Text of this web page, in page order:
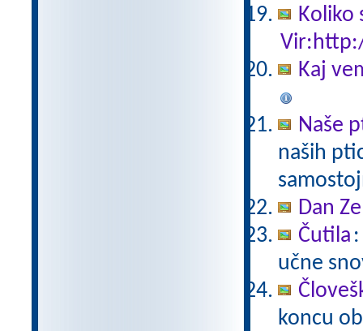
Koliko
Kaj
Naše
naših
Dan
Čutila
učne
koncu